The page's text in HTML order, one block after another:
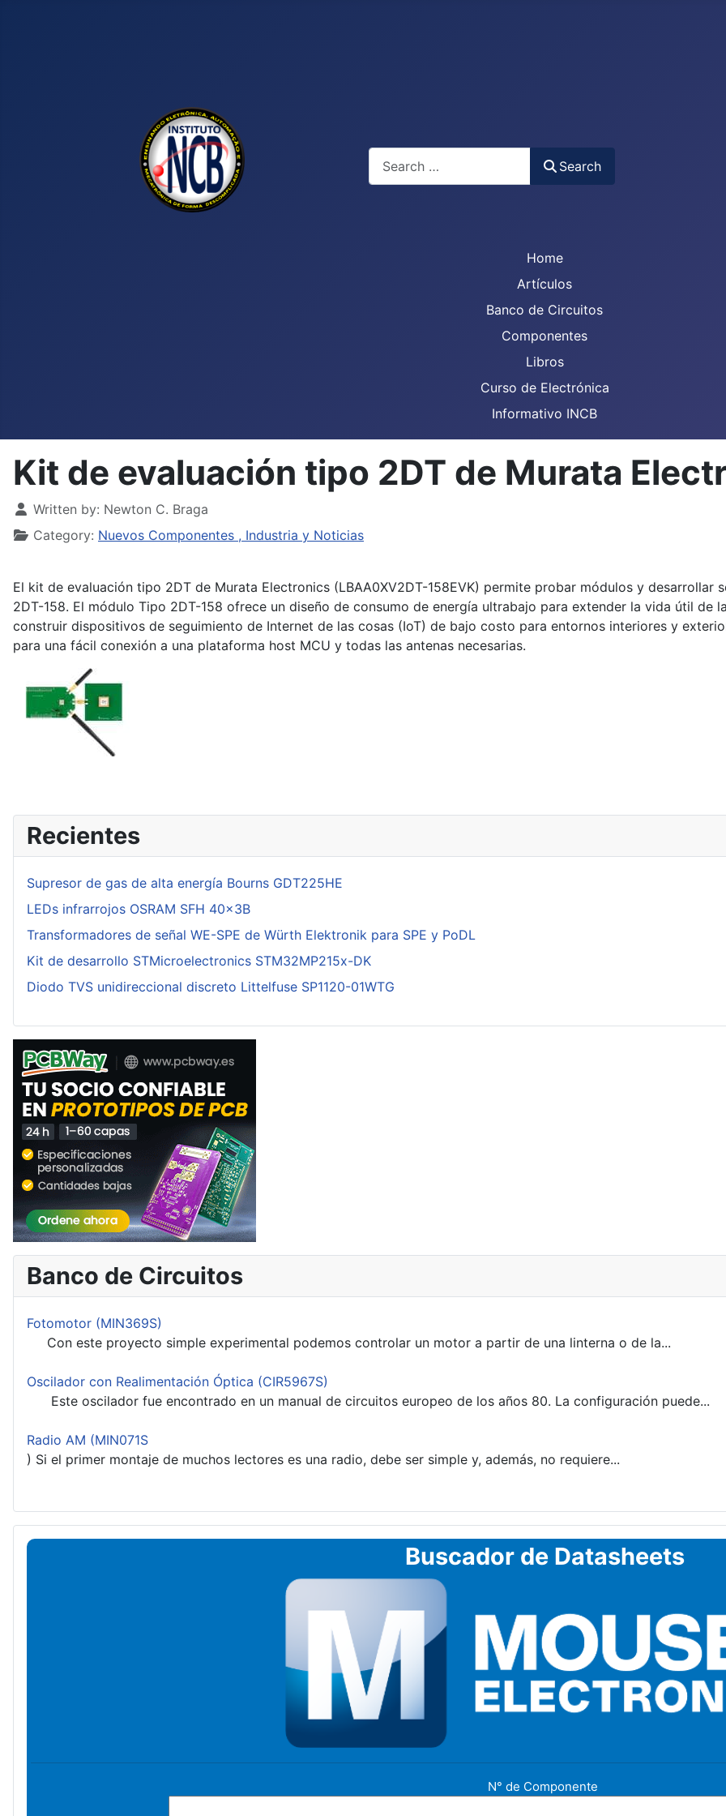
Search
Search
Home
Artículos
Banco de Circuitos
Componentes
Libros
Curso de Electrónica
Informativo INCB
Kit de evaluación tipo 2DT de Murata
Details
Written by: Newton C. Braga
Category: Nuevos Componentes , Industria y Noticias
El kit de evaluación tipo 2DT de Murata Electronics (LBAA0XV2DT-158EVK) permite probar módulos y
2DT-158. El módulo Tipo 2DT-158 ofrece un diseño de consumo de energía ultrabajo para extender la vida útil de
construir dispositivos de seguimiento de Internet de las cosas (IoT) de bajo costo para entornos interiores y
para una fácil conexión a una plataforma host MCU y todas las antenas necesarias.
Recientes
Supresor de gas de alta energía Bourns GDT225HE
LEDs infrarrojos OSRAM SFH 40x3B
Transformadores de señal WE-SPE de Würth Elektronik para SPE y PoDL
Kit de desarrollo STMicroelectronics STM32MP215x-DK
Diodo TVS unidireccional discreto Littelfuse SP1120-01WTG
Banco de Circuitos
Fotomotor (MIN369S)
Con este proyecto simple experimental podemos controlar un motor a partir de una linterna o de la...
Oscilador con Realimentación Óptica (CIR5967S)
Este oscilador fue encontrado en un manual de circuitos europeo de los años 80. La configuración puede...
Radio AM (MIN071S
) Si el primer montaje de muchos lectores es una radio, debe ser simple y, además, no requiere...
Buscador de Datasheets
N° de Componente